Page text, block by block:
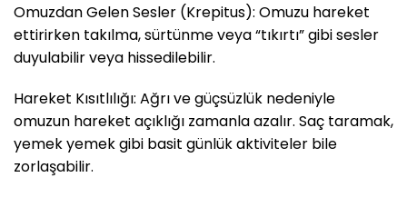
Omuzdan Gelen Sesler (Krepitus): Omuzu hareket
ettirirken takılma, sürtünme veya “tıkırtı” gibi sesler
duyulabilir veya hissedilebilir.
Hareket Kısıtlılığı: Ağrı ve güçsüzlük nedeniyle
omuzun hareket açıklığı zamanla azalır. Saç taramak,
yemek yemek gibi basit günlük aktiviteler bile
zorlaşabilir.